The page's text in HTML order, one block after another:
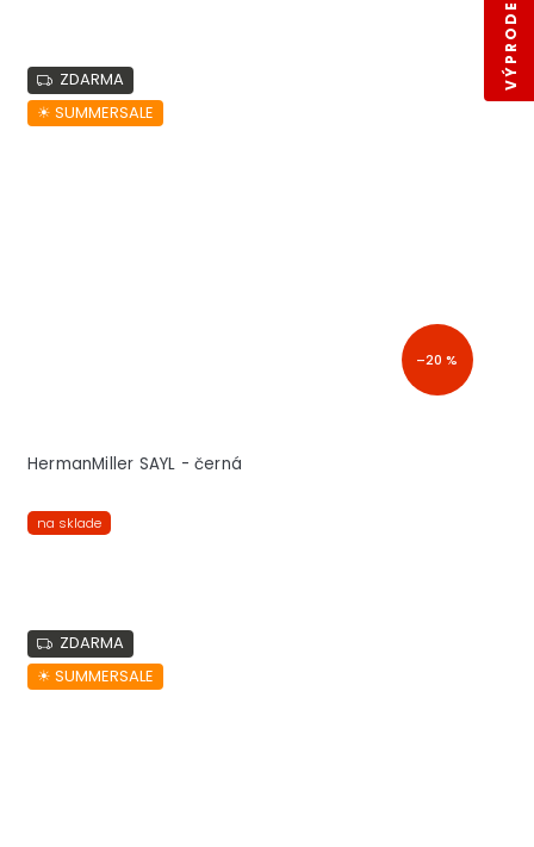
ZDARMA
☀︎ SUMMERSALE
–20 %
HermanMiller SAYL - černá
na sklade
ZDARMA
☀︎ SUMMERSALE